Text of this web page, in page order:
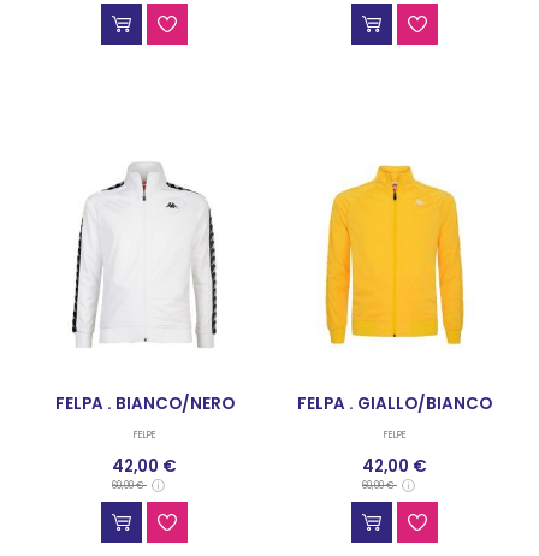
FELPA . BIANCO/NERO
FELPE
42,00 €
60,00 €
FELPA . GIALLO/BIANCO
FELPE
42,00 €
60,00 €